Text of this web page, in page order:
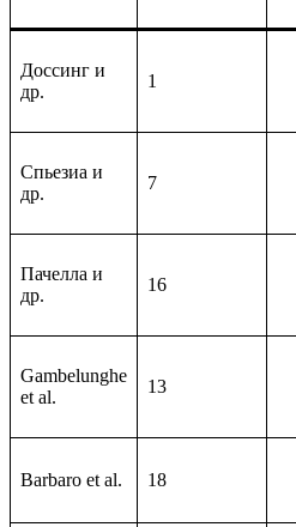
Доссинг и
др.
1
Спьезиа и
др.
7
Пачелла и
др.
16
Gambelunghe
et al.
13
Barbaro et al. 18